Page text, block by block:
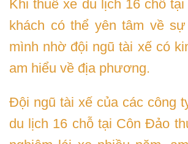
Khi thuê xe du lịch 16 chỗ
khách có thể yên tâm về
mình nhờ đội ngũ tài xế có
am hiểu về địa phương.
Đội ngũ tài xế của các công
du lịch 16 chỗ tại Côn Đảo